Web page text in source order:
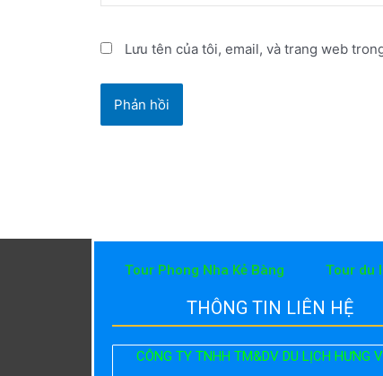
Lưu tên của tôi, email, và trang web
Tour Phong Nha Kẻ Bàng Tour du
THÔNG TIN LIÊN HỆ
CÔNG TY TNHH TM&DV DU LỊCH HƯNG